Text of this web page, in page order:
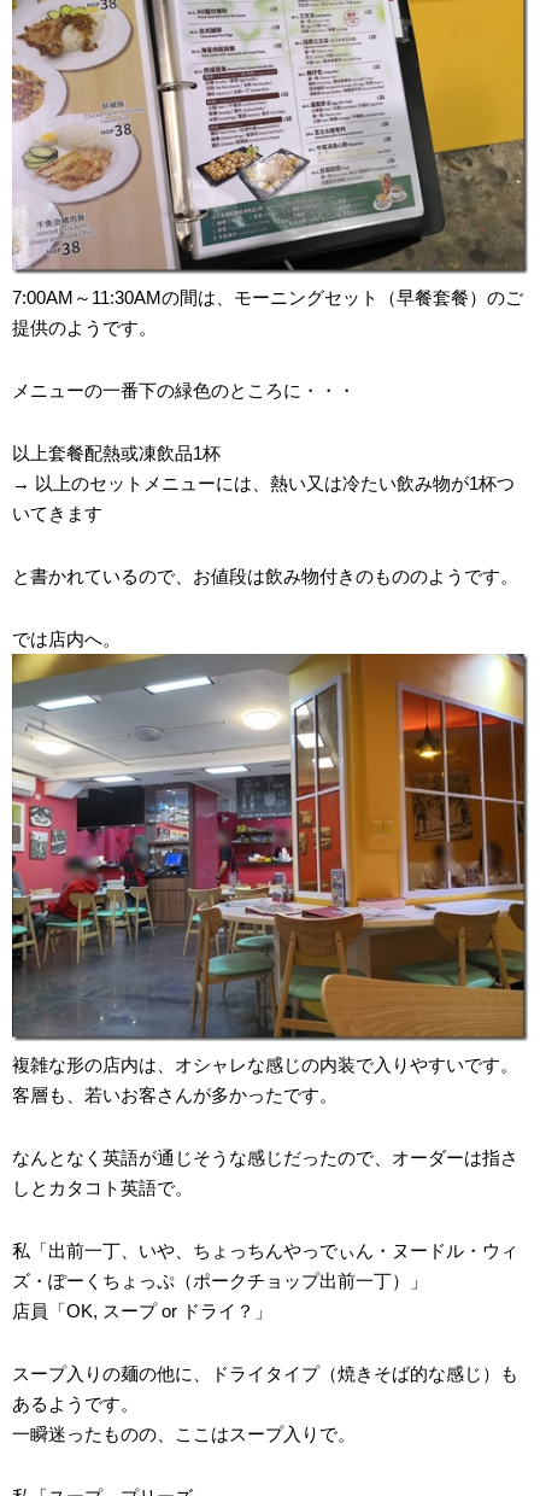
7:00AM～11:30AMの間は、モーニングセット（早餐套餐）のご
提供のようです。
メニューの一番下の緑色のところに・・・
以上套餐配熱或凍飲品1杯
→ 以上のセットメニューには、熱い又は冷たい飲み物が1杯つ
いてきます
と書かれているので、お値段は飲み物付きのもののようです。
では店内へ。
複雑な形の店内は、オシャレな感じの内装で入りやすいです。
客層も、若いお客さんが多かったです。
なんとなく英語が通じそうな感じだったので、オーダーは指さ
しとカタコト英語で。
私「出前一丁、いや、ちょっちんやっでぃん・ヌードル・ウィ
ズ・ぽーくちょっぷ（ポークチョップ出前一丁）」
店員「OK, スープ or ドライ？」
スープ入りの麺の他に、ドライタイプ（焼きそば的な感じ）も
あるようです。
一瞬迷ったものの、ここはスープ入りで。